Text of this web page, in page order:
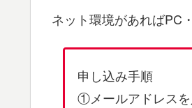
ネット環境があればPC
申し込み手順
①メールアドレスを